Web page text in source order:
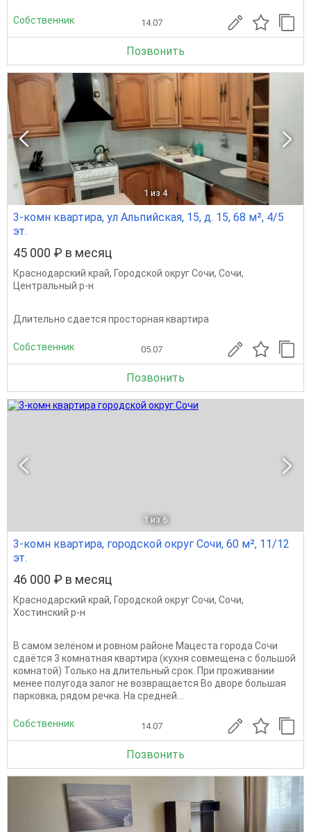
Собственник 14.07
Позвонить
1 из 4
3-комн квартира, ул Альпийская, 15, д. 15, 68 м², 4/5
эт.
45 000 ₽ в месяц
Краснодарский край, Городской округ Сочи, Сочи,
Центральный р-н
Длительно сдается просторная квартира
Собственник 05.07
Позвонить
1 из 6
3-комн квартира, городской округ Сочи, 60 м², 11/12
эт.
46 000 ₽ в месяц
Краснодарский край, Городской округ Сочи, Сочи,
Хостинский р-н
В самом зелёном и ровном районе Мацеста города Сочи
сдаётся 3 комнатная квартира (кухня совмещена с большой
комнатой) Только на длительный срок. При проживании
менее полугода залог не возвращается Во дворе большая
парковка, рядом речка. На средней...
Собственник 14.07
Позвонить